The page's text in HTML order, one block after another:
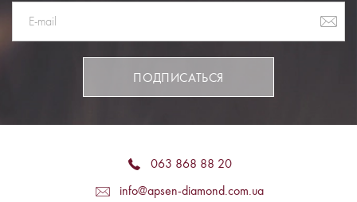
ПОДПИСАТЬСЯ
063 868 88 20
info@apsen-diamond.com.ua